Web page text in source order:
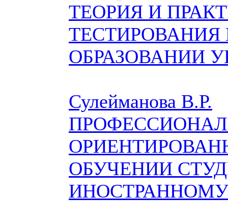
ТЕОРИЯ И
ОБРАЗОВАНИИ
Сулейманова В.Р.
ОБУЧЕНИИ